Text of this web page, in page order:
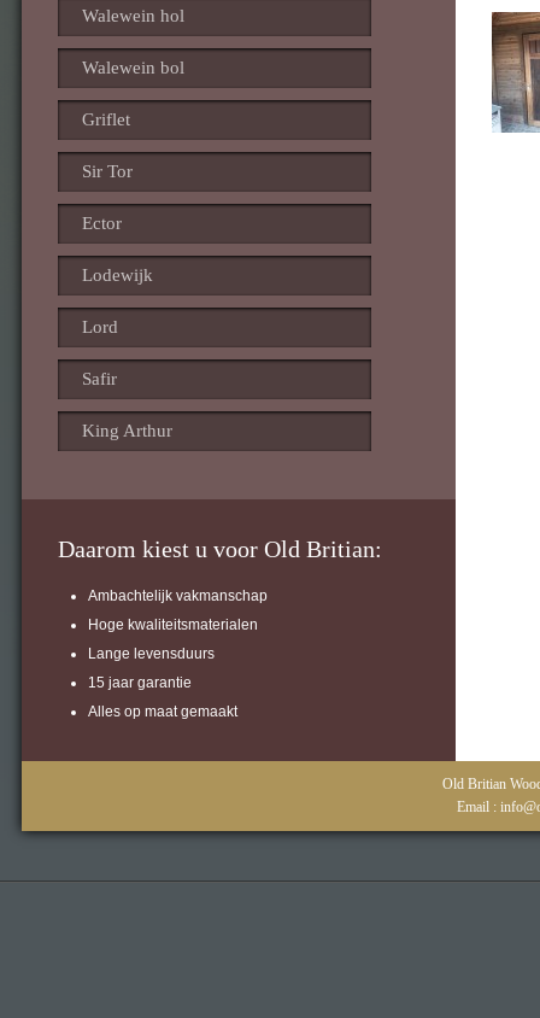
Walewein hol
Walewein bol
Griflet
Sir Tor
Ector
Lodewijk
Lord
Safir
King Arthur
Daarom kiest u voor Old Britian:
Ambachtelijk vakmanschap
Hoge kwaliteitsmaterialen
Lange levensduurs
15 jaar garantie
Alles op maat gemaakt
Old Britian
Email :